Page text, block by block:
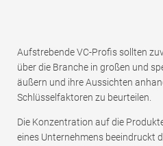
Aufstrebende VC-Profis sollten
über die Branche in großen und
äußern und ihre Aussichten
Schlüsselfaktoren zu beurteilen.
Die Konzentration auf die
eines Unternehmens beeindruckt